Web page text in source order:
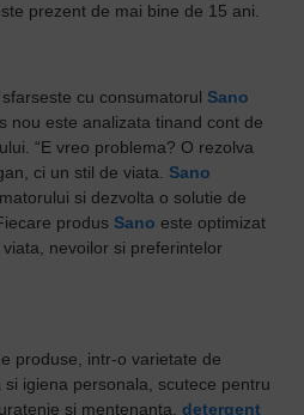
prezent de mai bine de 15 ani.
cu consumatorul Sano
nou este analizata tinand cont de
“E vreo problema? O rezolva
ci un stil de viata. Sano
si dezvolta o solutie de
produs Sano este optimizat
nevoilor si preferintelor
produse, intr-o varietate de
igiena personala, scutece pentru
si mentenanta, detergent